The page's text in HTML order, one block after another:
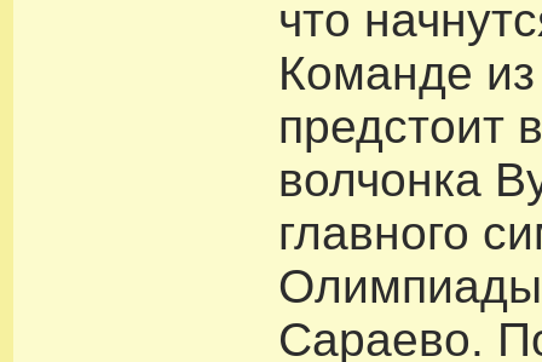
что
Команде
предстоит
волчонка
главного
Олимпиады
Сараево.